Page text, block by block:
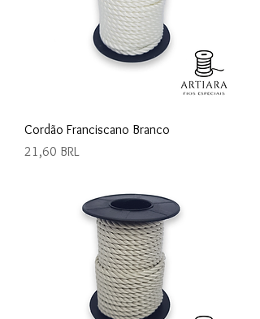
Cordão Franciscano Branco
Precio
21,60 BRL